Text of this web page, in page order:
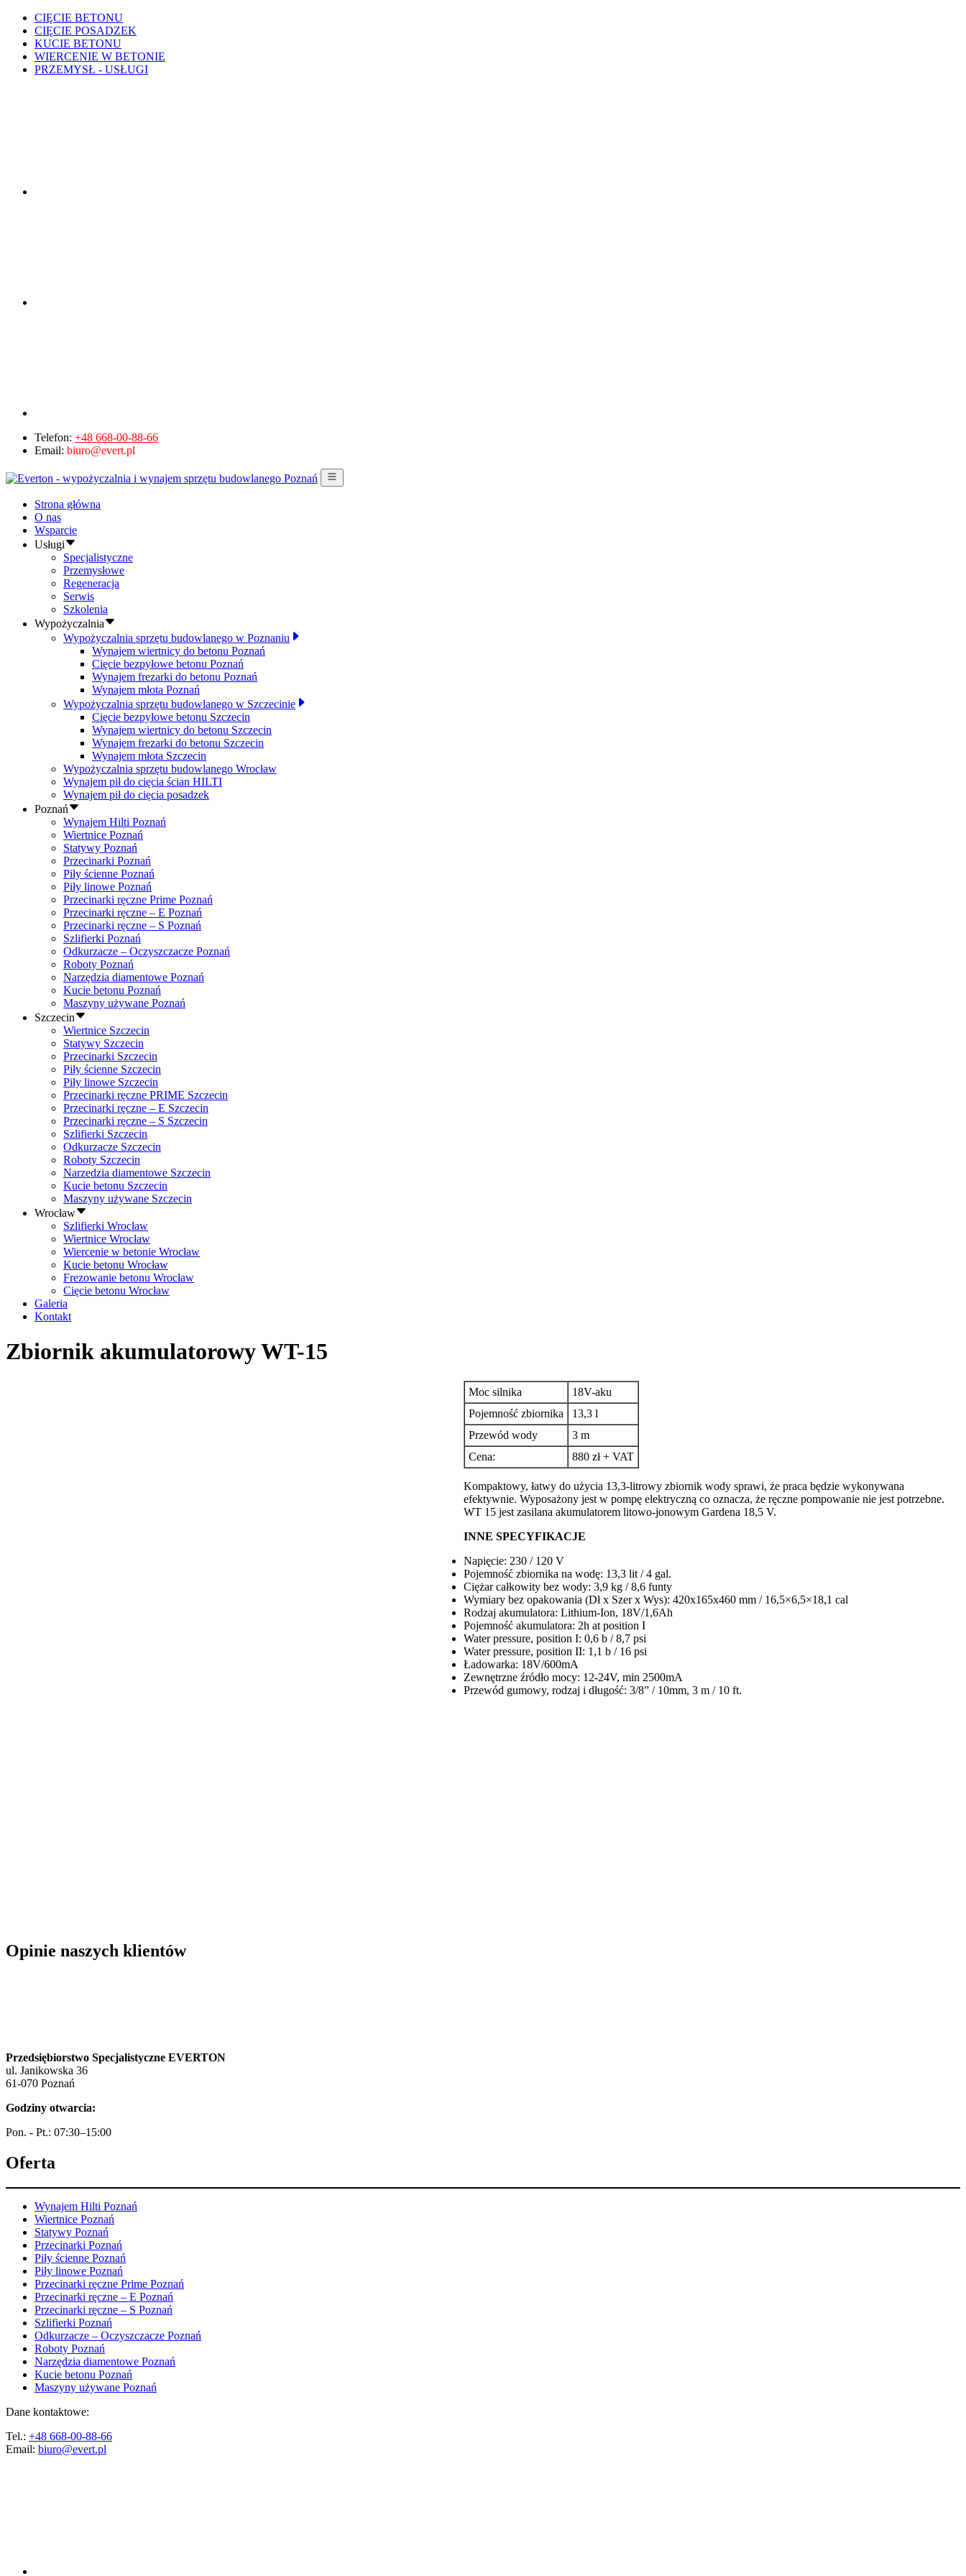
CIĘCIE BETONU
CIĘCIE POSADZEK
KUCIE BETONU
WIERCENIE W BETONIE
PRZEMYSŁ - USŁUGI
Telefon: +48 668-00-88-66
Email: biuro@evert.pl
Strona główna
O nas
Wsparcie
Usługi
Specjalistyczne
Przemysłowe
Regeneracja
Serwis
Szkolenia
Wypożyczalnia
Wypożyczalnia sprzętu budowlanego w Poznaniu
Wynajem wiertnicy do betonu Poznań
Cięcie bezpyłowe betonu Poznań
Wynajem frezarki do betonu Poznań
Wynajem młota Poznań
Wypożyczalnia sprzętu budowlanego w Szczecinie
Cięcie bezpyłowe betonu Szczecin
Wynajem wiertnicy do betonu Szczecin
Wynajem frezarki do betonu Szczecin
Wynajem młota Szczecin
Wypożyczalnia sprzętu budowlanego Wrocław
Wynajem pił do cięcia ścian HILTI
Wynajem pił do cięcia posadzek
Poznań
Wynajem Hilti Poznań
Wiertnice Poznań
Statywy Poznań
Przecinarki Poznań
Piły ścienne Poznań
Piły linowe Poznań
Przecinarki ręczne Prime Poznań
Przecinarki ręczne – E Poznań
Przecinarki ręczne – S Poznań
Szlifierki Poznań
Odkurzacze – Oczyszczacze Poznań
Roboty Poznań
Narzędzia diamentowe Poznań
Kucie betonu Poznań
Maszyny używane Poznań
Szczecin
Wiertnice Szczecin
Statywy Szczecin
Przecinarki Szczecin
Piły ścienne Szczecin
Piły linowe Szczecin
Przecinarki ręczne PRIME Szczecin
Przecinarki ręczne – E Szczecin
Przecinarki ręczne – S Szczecin
Szlifierki Szczecin
Odkurzacze Szczecin
Roboty Szczecin
Narzedzia diamentowe Szczecin
Kucie betonu Szczecin
Maszyny używane Szczecin
Wrocław
Szlifierki Wrocław
Wiertnice Wrocław
Wiercenie w betonie Wrocław
Kucie betonu Wrocław
Frezowanie betonu Wrocław
Cięcie betonu Wrocław
Galeria
Kontakt
Zbiornik akumulatorowy WT-15
Moc silnika
18V-aku
Pojemność zbiornika
13,3 l
Przewód wody
3 m
Cena:
880 zł + VAT
Kompaktowy, łatwy do użycia 13,3-litrowy zbiornik wody sprawi, że praca będzie wykonywana
efektywnie. Wyposażony jest w pompę elektryczną co oznacza, że ręczne pompowanie nie jest potrzebne.
WT 15 jest zasilana akumulatorem litowo-jonowym Gardena 18,5 V.
INNE SPECYFIKACJE
Napięcie: 230 / 120 V
Pojemność zbiornika na wodę: 13,3 lit / 4 gal.
Ciężar całkowity bez wody: 3,9 kg / 8,6 funty
Wymiary bez opakowania (Dł x Szer x Wys): 420x165x460 mm / 16,5×6,5×18,1 cal
Rodzaj akumulatora: Lithium-Ion, 18V/1,6Ah
Pojemność akumulatora: 2h at position I
Water pressure, position I: 0,6 b / 8,7 psi
Water pressure, position II: 1,1 b / 16 psi
Ładowarka: 18V/600mA
Zewnętrzne źródło mocy: 12-24V, min 2500mA
Przewód gumowy, rodzaj i długość: 3/8” / 10mm, 3 m / 10 ft.
Opinie naszych klientów
Przedsiębiorstwo Specjalistyczne EVERTON
ul. Janikowska 36
61-070 Poznań
Godziny otwarcia:
Pon. - Pt.: 07:30–15:00
Oferta
Wynajem Hilti Poznań
Wiertnice Poznań
Statywy Poznań
Przecinarki Poznań
Piły ścienne Poznań
Piły linowe Poznań
Przecinarki ręczne Prime Poznań
Przecinarki ręczne – E Poznań
Przecinarki ręczne – S Poznań
Szlifierki Poznań
Odkurzacze – Oczyszczacze Poznań
Roboty Poznań
Narzędzia diamentowe Poznań
Kucie betonu Poznań
Maszyny używane Poznań
Dane kontaktowe:
Tel.: +48 668-00-88-66
Email: biuro@evert.pl